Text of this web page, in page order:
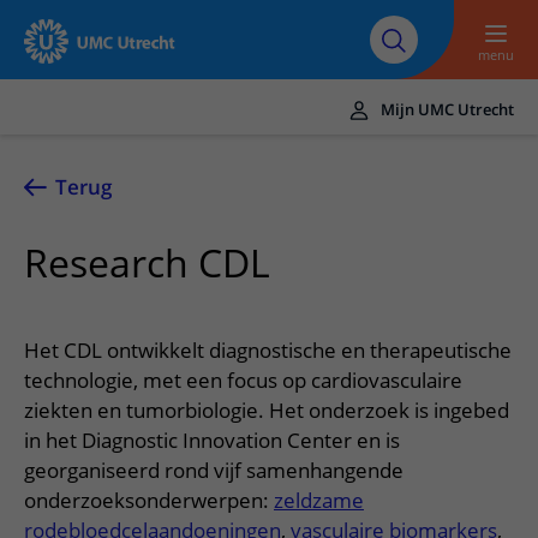
Naar hoofdinhoud
Over UMC
Utrecht
Research
Werken bij het UMC
Utrecht
menu
UMC Utrecht
Zorg en behandeling
Behandelingen
Poliklinieken
Verpleegafdelingen
Onze zorgverleners
Afspraak maken of wijzigen
Bezoek aan de polikliniek
Opname in het ziekenhuis
Voorbereiding op uw afspraak
In het ziekenhuis
Op bezoek in het UMC Utrecht
Apotheek
Winkels en restaurants
Contact en route
Spoed
Contactgegevens
Verwijzers
Patiënt verwijzen
Mijn UMC Utrecht
Terug
Research CDL
Het CDL ontwikkelt diagnostische en therapeutische
technologie, met een focus op cardiovasculaire
ziekten en tumorbiologie. Het onderzoek is ingebed
in het Diagnostic Innovation Center en is
georganiseerd rond vijf samenhangende
onderzoeksonderwerpen: zeldzame
rodebloedcelaandoeningen, vasculaire biomarkers,